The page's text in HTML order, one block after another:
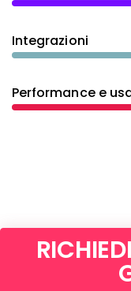
Integrazioni
Performance e